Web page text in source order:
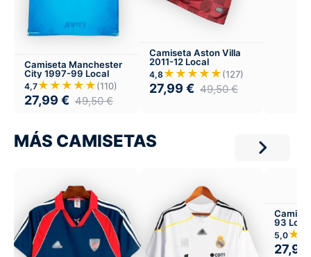
Camiseta Manchester
City 1997-99 Local
4,7★★★★★(110)
27,99 € 49,50€
Camiseta Aston Villa
2011-12 Local
4,8 ★★★★★(127)
27,99 € 49,50€
MÁS CAMISETAS
93
5,0
27,99